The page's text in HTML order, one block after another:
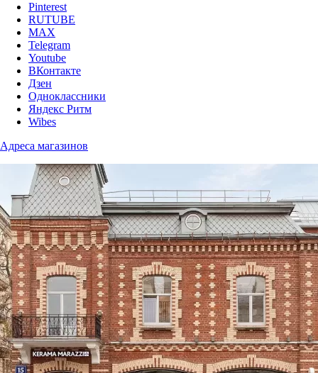
Pinterest
RUTUBE
MAX
Telegram
Youtube
ВКонтакте
Дзен
Одноклассники
Яндекс Ритм
Wibes
Адреса магазинов